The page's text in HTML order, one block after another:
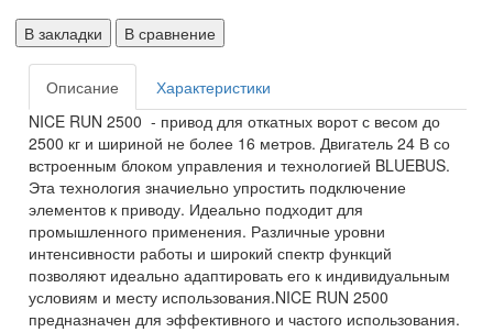
В закладки В сравнение
Описание
Характеристики
NICE RUN 2500 - привод для откатных ворот с весом до
2500 кг и шириной не более 16 метров. Двигатель 24 В со
встроенным блоком управления и технологией BLUEBUS.
Эта технология значиельно упростить подключение
элементов к приводу. Идеально подходит для
промышленного применения. Различные уровни
интенсивности работы и широкий спектр функций
позволяют идеально адаптировать его к индивидуальным
условиям и месту использования.NICE RUN 2500
предназначен для эффективного и частого использования.